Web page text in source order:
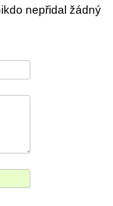
nepřidal žádný